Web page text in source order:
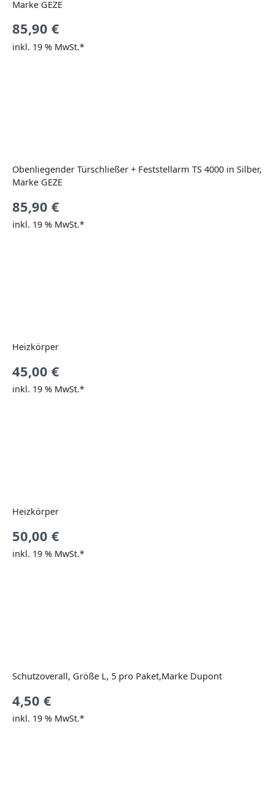
Marke GEZE
85,90 €
inkl. 19 % MwSt.*
Obenliegender Türschließer + Feststellarm TS 4000 in Silber,
Marke GEZE
85,90 €
inkl. 19 % MwSt.*
Heizkörper
45,00 €
inkl. 19 % MwSt.*
Heizkörper
50,00 €
inkl. 19 % MwSt.*
Schutzoverall, Größe L, 5 pro Paket,Marke Dupont
4,50 €
inkl. 19 % MwSt.*